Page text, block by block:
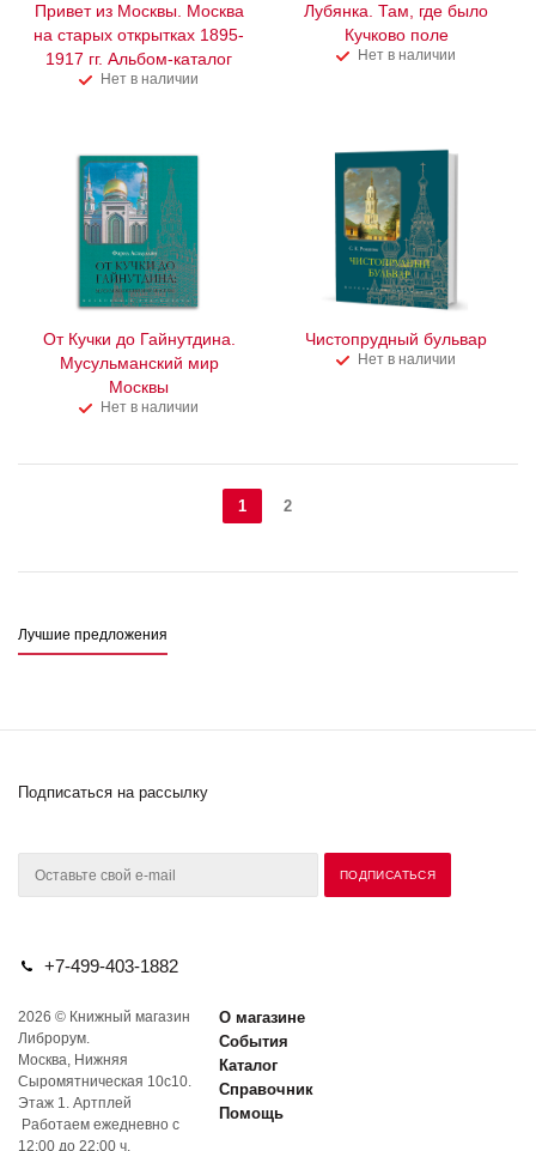
Привет из Москвы. Москва
на старых открытках 1895-
1917 гг. Альбом-каталог
Нет в наличии
Лубянка. Там, где было
Кучково поле
Нет в наличии
От Кучки до Гайнутдина.
Мусульманский мир
Москвы
Нет в наличии
Чистопрудный бульвар
Нет в наличии
1 2
Лучшие предложения
Подписаться на рассылку
+7-499-403-1882
2026 © Книжный магазин
Либрорум.
Москва, Нижняя
Сыромятническая 10с10.
Этаж 1. Артплей
Работаем ежедневно с
12:00 до 22:00 ч.
О магазине
События
Каталог
Справочник
Помощь